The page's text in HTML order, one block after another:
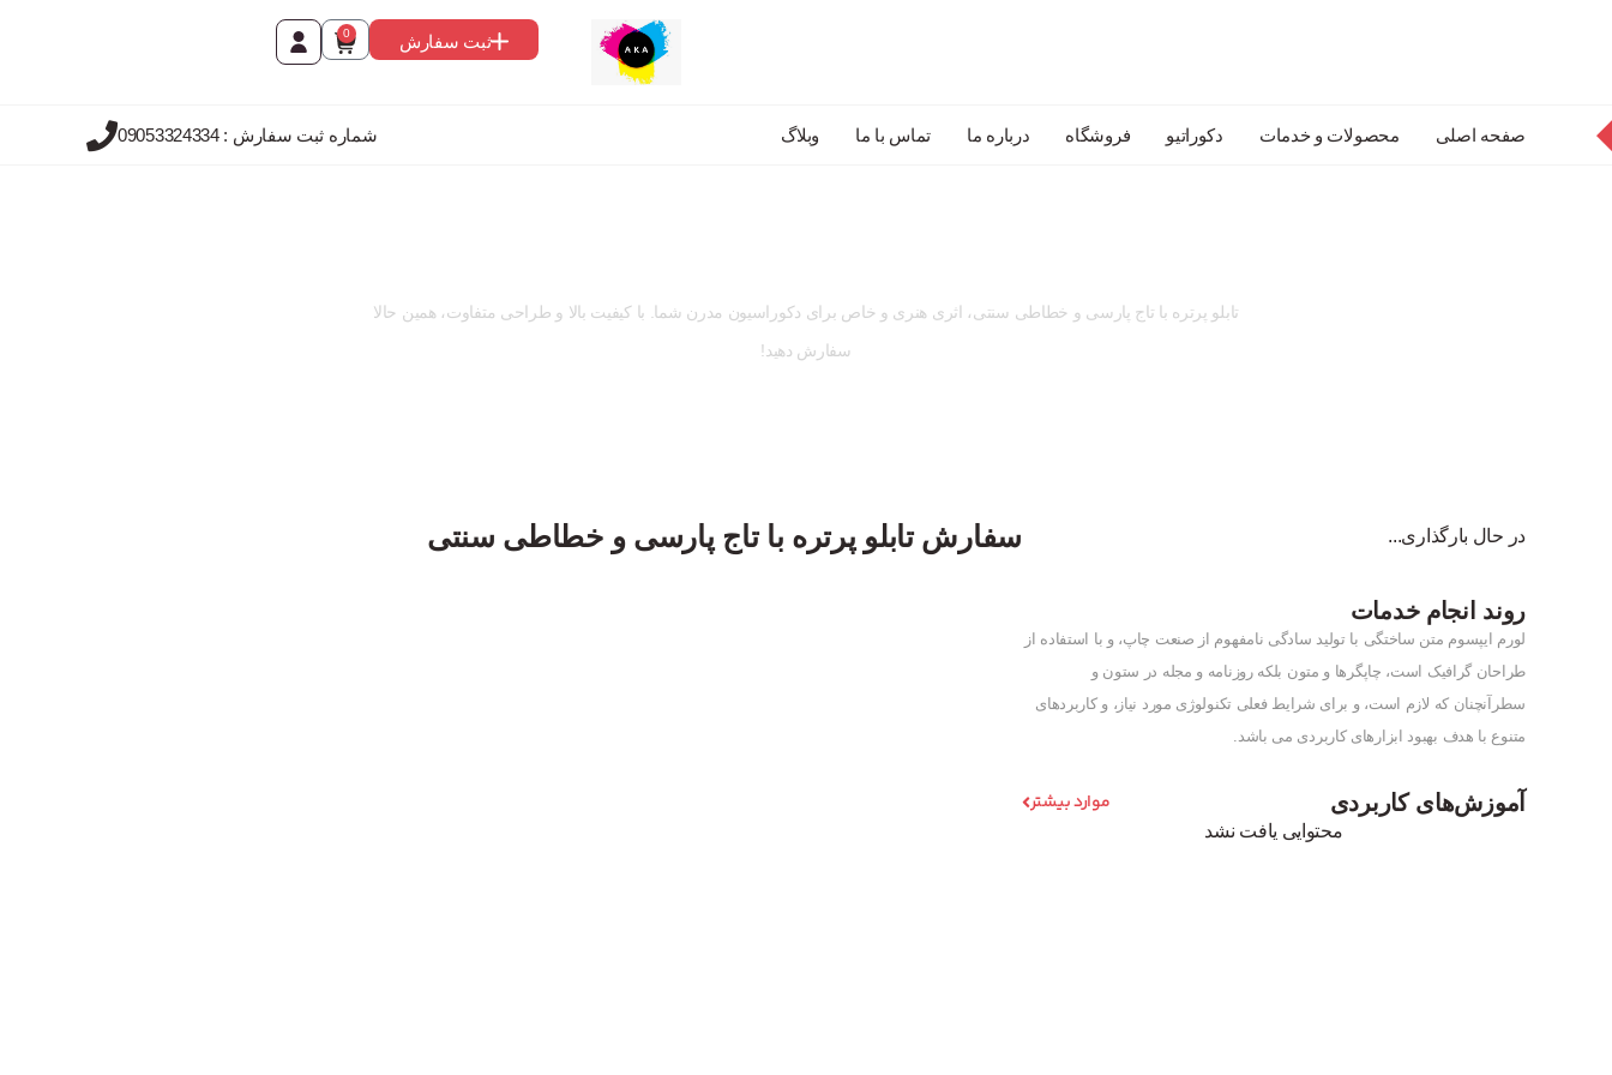
ثبت سفارش 0
صفحه اصلی محصولات و خدمات دکوراتیو فروشگاه درباره ما تماس با ما وبلاگ شماره ثبت سفارش : 09053324334
تابلو پرتره با تاج پارسی و خطاطی سنتی، اثری هنری و خاص برای دکوراسیون مدرن شما. با کیفیت بالا و طراحی متفاوت، همین حالا
سفارش دهید!
در حال بارگذاری...
روند انجام خدمات
لورم ایپسوم متن ساختگی با تولید سادگی نامفهوم از صنعت چاپ، و با استفاده از
طراحان گرافیک است، چاپگرها و متون بلکه روزنامه و مجله در ستون و
سطرآنچنان که لازم است، و برای شرایط فعلی تکنولوژی مورد نیاز، و کاربردهای
متنوع با هدف بهبود ابزارهای کاربردی می باشد.
آموزش‌های کاربردی موارد بیشتر
محتوایی یافت نشد
سفارش تابلو پرتره با تاج پارسی و خطاطی سنتی